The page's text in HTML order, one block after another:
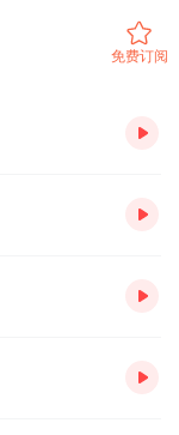
免费订阅